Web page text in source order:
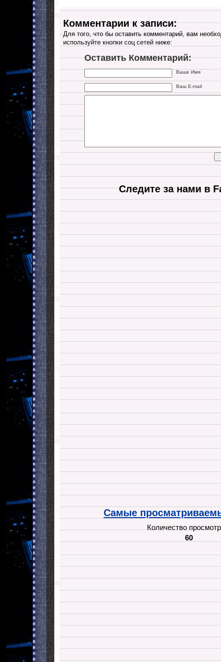
Комментарии к записи:
Для того, что бы оставить комментарий, вам
используйте кнопки соц сетей ниже:
Оставить Комментарий:
Ваше Имя
Ваш E-mail
Следите за нами в
Самые
Количество
60